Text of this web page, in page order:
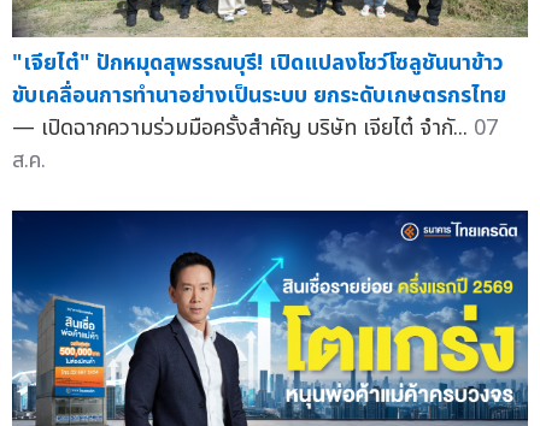
"เจียไต๋" ปักหมุดสุพรรณบุรี! เปิดแปลงโชว์โซลูชันนาข้าว
ขับเคลื่อนการทำนาอย่างเป็นระบบ ยกระดับเกษตรกรไทย
— เปิดฉากความร่วมมือครั้งสำคัญ บริษัท เจียไต๋ จำกั... 07
ส.ค.